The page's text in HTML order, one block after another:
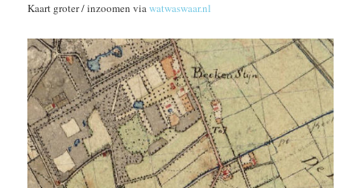
Kaart groter / inzoomen viawatwaswaar.nl